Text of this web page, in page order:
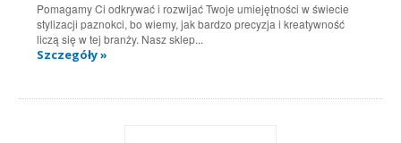
Pomagamy Ci odkrywać i rozwijać Twoje umiejętności w świecie
stylizacji paznokci, bo wiemy, jak bardzo precyzja i kreatywność
liczą się w tej branży. Nasz sklep...
Szczegóły »